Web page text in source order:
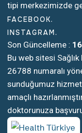
tipi merkezimizde
FACEBOOK
INSTAGRAM
Son Güncelleme :
Bu web sitesi
26788 numaralı
sunduğumuz
amaçlı
doktorunuza